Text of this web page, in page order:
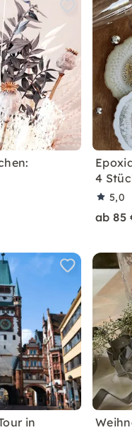
4
5,0
ab 85
in